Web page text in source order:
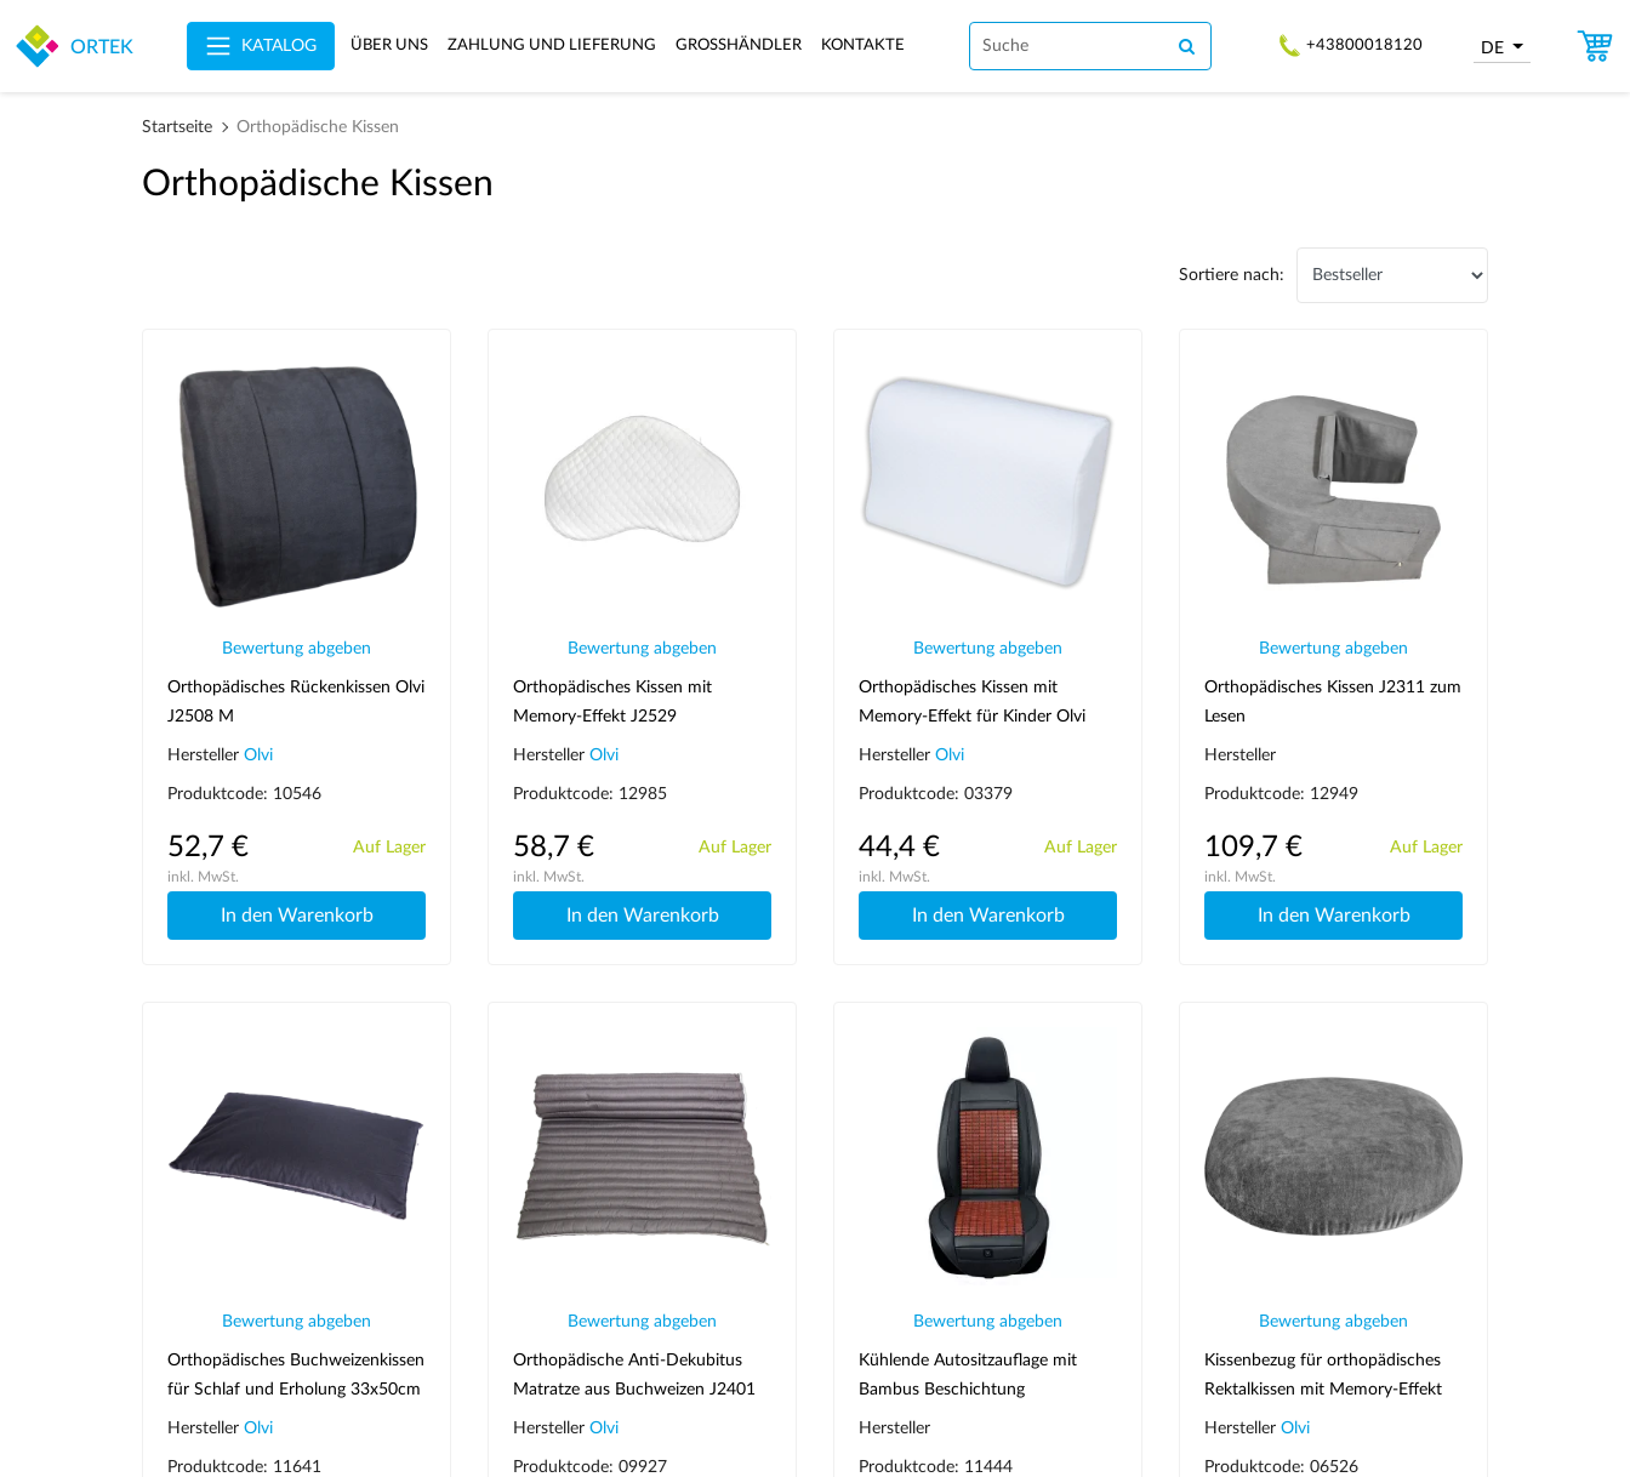
ORTEK KATALOG ÜBER UNS ZAHLUNG UND LIEFERUNG GROSSHÄNDLER KONTAKTE +43800018120 DE
Startseite Orthopädische Kissen
Orthopädische Kissen
Sortiere nach:
Bewertung abgeben
Orthopädisches Rückenkissen Olvi
J2508 M
Hersteller Olvi
Produktcode: 10546
52,7 €
inkl. MwSt.
Auf Lager
In den Warenkorb
Bewertung abgeben
Orthopädisches Kissen mit
Memory-Effekt J2529
Hersteller Olvi
Produktcode: 12985
58,7 €
inkl. MwSt.
Auf Lager
In den Warenkorb
Bewertung abgeben
Orthopädisches Kissen mit
Memory-Effekt für Kinder Olvi
J2525
Hersteller Olvi
Produktcode: 03379
44,4 €
inkl. MwSt.
Auf Lager
In den Warenkorb
Bewertung abgeben
Orthopädisches Kissen J2311 zum
Lesen
Hersteller
Produktcode: 12949
109,7 €
inkl. MwSt.
Auf Lager
In den Warenkorb
Bewertung abgeben
Orthopädisches Buchweizenkissen
für Schlaf und Erholung 33x50cm
J2010S
Hersteller Olvi
Produktcode: 11641
Bewertung abgeben
Orthopädische Anti-Dekubitus
Matratze aus Buchweizen J2401
Hersteller Olvi
Produktcode: 09927
Bewertung abgeben
Kühlende Autositzauflage mit
Bambus Beschichtung
Hersteller
Produktcode: 11444
Bewertung abgeben
Kissenbezug für orthopädisches
Rektalkissen mit Memory-Effekt
J2512
Hersteller Olvi
Produktcode: 06526